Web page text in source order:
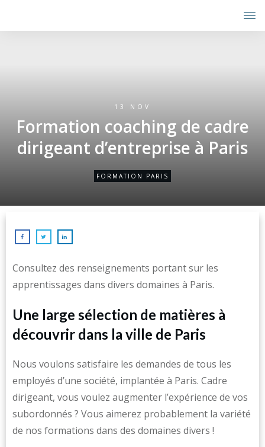
13 NOV
Formation coaching de cadre
dirigeant d’entreprise à Paris
FORMATION PARIS
Consultez des renseignements portant sur les
apprentissages dans divers domaines à Paris.
Une large sélection de matières à
découvrir dans la ville de Paris
Nous voulons satisfaire les demandes de tous les
employés d’une société, implantée à Paris. Cadre
dirigeant, vous voulez augmenter l’expérience de vos
subordonnés ? Vous aimerez probablement la variété
de nos formations dans des domaines divers !